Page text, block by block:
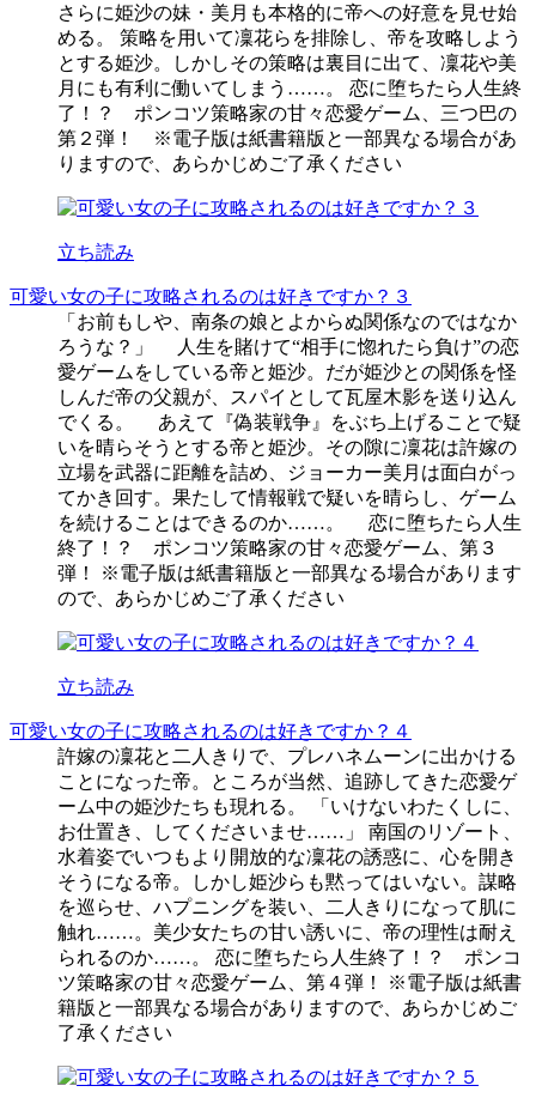
さらに姫沙の妹・美月も本格的に帝への好意を見せ始
める。 策略を用いて凜花らを排除し、帝を攻略しよう
とする姫沙。しかしその策略は裏目に出て、凜花や美
月にも有利に働いてしまう……。 恋に堕ちたら人生終
了！？ ポンコツ策略家の甘々恋愛ゲーム、三つ巴の
第２弾！ ※電子版は紙書籍版と一部異なる場合があ
りますので、あらかじめご了承ください
立ち読み
可愛い女の子に攻略されるのは好きですか？３
「お前もしや、南条の娘とよからぬ関係なのではなか
ろうな？」 人生を賭けて“相手に惚れたら負け”の恋
愛ゲームをしている帝と姫沙。だが姫沙との関係を怪
しんだ帝の父親が、スパイとして瓦屋木影を送り込ん
でくる。 あえて『偽装戦争』をぶち上げることで疑
いを晴らそうとする帝と姫沙。その隙に凜花は許嫁の
立場を武器に距離を詰め、ジョーカー美月は面白がっ
てかき回す。果たして情報戦で疑いを晴らし、ゲーム
を続けることはできるのか……。 恋に堕ちたら人生
終了！？ ポンコツ策略家の甘々恋愛ゲーム、第３
弾！ ※電子版は紙書籍版と一部異なる場合があります
ので、あらかじめご了承ください
立ち読み
可愛い女の子に攻略されるのは好きですか？４
許嫁の凜花と二人きりで、プレハネムーンに出かける
ことになった帝。ところが当然、追跡してきた恋愛ゲ
ーム中の姫沙たちも現れる。 「いけないわたくしに、
お仕置き、してくださいませ……」 南国のリゾート、
水着姿でいつもより開放的な凜花の誘惑に、心を開き
そうになる帝。しかし姫沙らも黙ってはいない。謀略
を巡らせ、ハプニングを装い、二人きりになって肌に
触れ……。美少女たちの甘い誘いに、帝の理性は耐え
られるのか……。 恋に堕ちたら人生終了！？ ポンコ
ツ策略家の甘々恋愛ゲーム、第４弾！ ※電子版は紙書
籍版と一部異なる場合がありますので、あらかじめご
了承ください